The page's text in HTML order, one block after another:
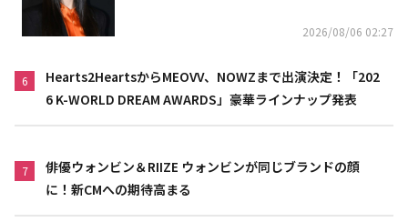
2026/08/06 02:27
6
Hearts2HeartsからMEOVV、NOWZまで出演決定！「202
6 K-WORLD DREAM AWARDS」豪華ラインナップ発表
7
俳優ウォンビン＆RIIZE ウォンビンが同じブランドの顔
に！新CMへの期待高まる